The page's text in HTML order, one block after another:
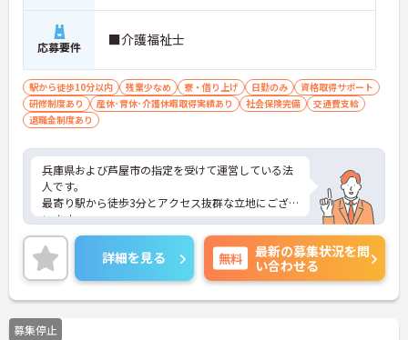
応募要件 ■介護福祉士
駅から徒歩10分以内 残業少なめ 寮・借り上げ 日勤のみ
資格取得サポート
研修制度あり
産休･育休･介護休暇取得実績あり 社会保険完備
交通費支給
退職金制度あり
兵庫県および芦屋市の指定を受けて運営している法
人です。
最寄り駅から徒歩3分とアクセス抜群な立地にござ
います。
ご興味ある方には、面接のポイントなど、さらに詳
細をお話致しますのでお気軽にご相談ください。
詳細を見る 無料
最新の募集状況を問
い合わせる
募集停止